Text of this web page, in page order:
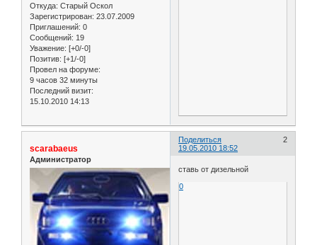
Откуда: Старый Оскол
Зарегистрирован: 23.07.2009
Приглашений: 0
Сообщений: 19
Уважение: [+0/-0]
Позитив: [+1/-0]
Провел на форуме:
9 часов 32 минуты
Последний визит:
15.10.2010 14:13
Поделиться
2
19.05.2010 18:52
scarabaeus
Администратор
ставь от дизельной
0